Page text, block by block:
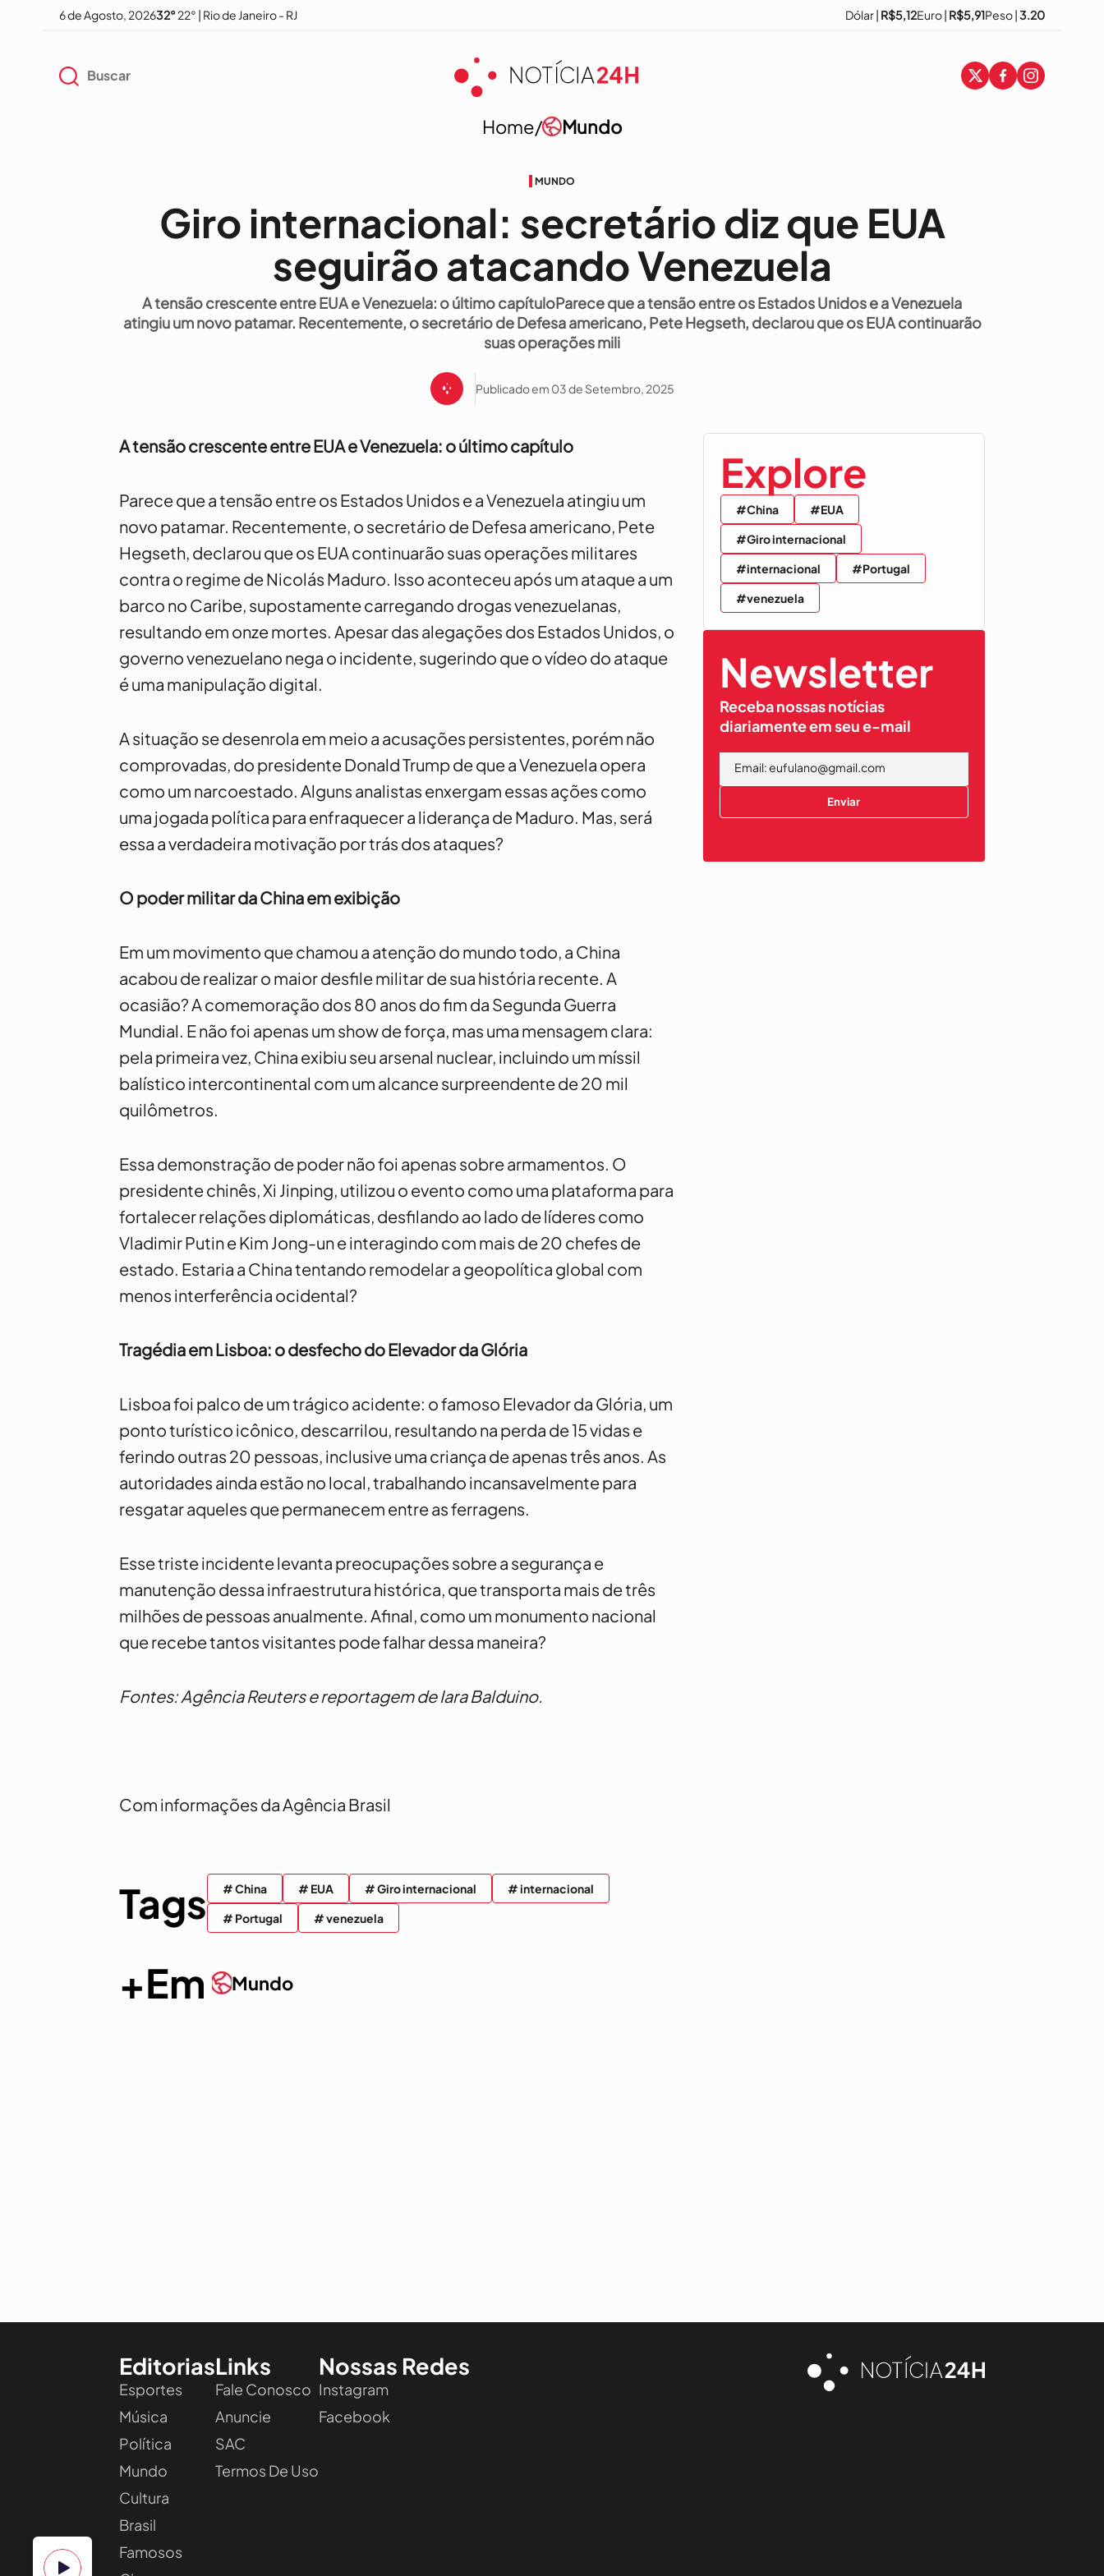
6 de Agosto, 202632°22° | Rio de Janeiro - RJ Dólar | R$5,12Euro | R$5,91Peso |3.20
Home/ Mundo
MUNDO
Giro internacional: secretário diz que EUA
seguirão atacando Venezuela
A tensão crescente entre EUA e Venezuela: o último capítuloParece que a tensão entre os Estados Unidos e a Venezuela
atingiu um novo patamar. Recentemente, o secretário de Defesa americano, Pete Hegseth, declarou que os EUA continuarão
suas operações mili
Publicado em 03 de Setembro, 2025
A tensão crescente entre EUA e Venezuela: o último capítulo
Parece que a tensão entre os Estados Unidos e a Venezuela atingiu um
novo patamar. Recentemente, o secretário de Defesa americano, Pete
Hegseth, declarou que os EUA continuarão suas operações militares
contra o regime de Nicolás Maduro. Isso aconteceu após um ataque a um
barco no Caribe, supostamente carregando drogas venezuelanas,
resultando em onze mortes. Apesar das alegações dos Estados Unidos, o
governo venezuelano nega o incidente, sugerindo que o vídeo do ataque
é uma manipulação digital.
A situação se desenrola em meio a acusações persistentes, porém não
comprovadas, do presidente Donald Trump de que a Venezuela opera
como um narcoestado. Alguns analistas enxergam essas ações como
uma jogada política para enfraquecer a liderança de Maduro. Mas, será
essa a verdadeira motivação por trás dos ataques?
O poder militar da China em exibição
Em um movimento que chamou a atenção do mundo todo, a China
acabou de realizar o maior desfile militar de sua história recente. A
ocasião? A comemoração dos 80 anos do fim da Segunda Guerra
Mundial. E não foi apenas um show de força, mas uma mensagem clara:
pela primeira vez, China exibiu seu arsenal nuclear, incluindo um míssil
balístico intercontinental com um alcance surpreendente de 20 mil
quilômetros.
Essa demonstração de poder não foi apenas sobre armamentos. O
presidente chinês, Xi Jinping, utilizou o evento como uma plataforma para
fortalecer relações diplomáticas, desfilando ao lado de líderes como
Vladimir Putin e Kim Jong-un e interagindo com mais de 20 chefes de
estado. Estaria a China tentando remodelar a geopolítica global com
menos interferência ocidental?
Tragédia em Lisboa: o desfecho do Elevador da Glória
Lisboa foi palco de um trágico acidente: o famoso Elevador da Glória, um
ponto turístico icônico, descarrilou, resultando na perda de 15 vidas e
ferindo outras 20 pessoas, inclusive uma criança de apenas três anos. As
autoridades ainda estão no local, trabalhando incansavelmente para
resgatar aqueles que permanecem entre as ferragens.
Esse triste incidente levanta preocupações sobre a segurança e
manutenção dessa infraestrutura histórica, que transporta mais de três
milhões de pessoas anualmente. Afinal, como um monumento nacional
que recebe tantos visitantes pode falhar dessa maneira?
Fontes: Agência Reuters e reportagem de Iara Balduino.
Com informações da Agência Brasil
Tags # China # EUA # Giro internacional
# internacional
# Portugal
# venezuela
+Em Mundo
Explore
#China
#EUA
#Giro internacional
#internacional
#Portugal
#venezuela
Newsletter
Receba nossas notícias
diariamente em seu e-mail
Enviar
Editorias
Esportes
Música
Política
Mundo
Cultura
Brasil
Famosos
Links
Fale Conosco
Anuncie
SAC
Termos De Uso
Nossas Redes
Instagram
Facebook